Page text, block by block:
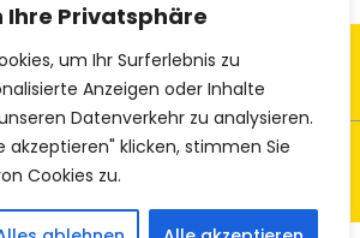
Ihre Privatsphäre
um Ihr Surferlebnis zu
Anzeigen oder Inhalte
Datenverkehr zu analysieren.
akzeptieren" klicken, stimmen Sie
Cookies zu.
Ethno-Textiles